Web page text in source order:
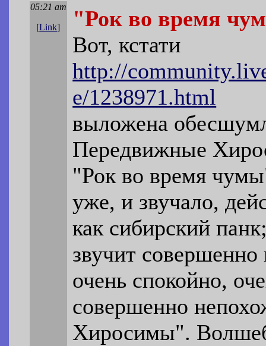
05:21 am
[Link]
"Рок во время
Вот, кстати
http://
e/1238971.html
выложена
Передвижные
"Рок во время
уже, и звучало,
как сибирский
звучит
очень спокойно,
совершенно
Хиросимы".